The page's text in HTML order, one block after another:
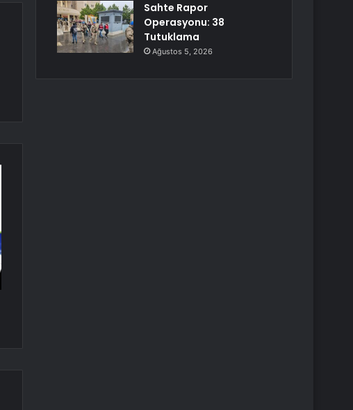
Sahte Rapor
Operasyonu: 38
Tutuklama
Ağustos 5, 2026